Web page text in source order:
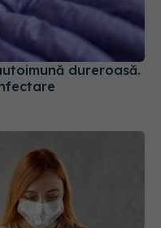
dureroasă.